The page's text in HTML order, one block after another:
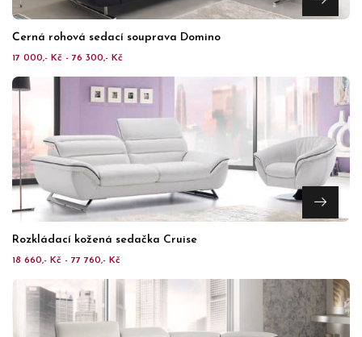
Černá rohová sedací souprava Domino
17 000,- Kč - 76 300,- Kč
Rozkládací kožená sedačka Cruise
18 660,- Kč - 77 760,- Kč